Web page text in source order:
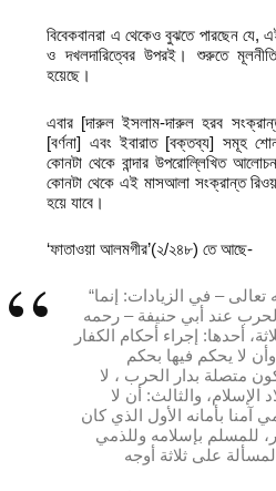
বিবেকবানরা এ থেকেও বুঝতে পারছেন যে,
ও দখলদারিত্বের উপরই। শুরুতে
হয়েছে।
এবার [দারুল ইসলাম-দারুল হরব
[বর্ণনা] এবং ইবারাত [বক্তব্য] সমূহ
কোনটা থেকে বান্দার উপরোল্লিখিত
কোনটা থেকে এই মাসআলা সংক্রান্ত
হয়ে যাবে।
‘ফাতাওয়া আলমগীর’(২/২৪৮) তে আছে-
“قال محمد – رحمه الله تعالى – في الزيادات: إنما
عند أبي حنيفة – رحمه
أحدها: إجراء أحكام الكفار
لا يحكم فيها بحكم
متصلة بدار الحرب ، لا
الإسلام، والثالث: أن لا
آمنا بأمانه الأول الذي كان
للمسلم بإسلامه وللذمي